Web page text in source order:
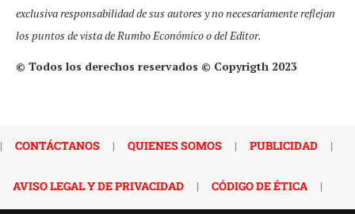
exclusiva responsabilidad de sus autores y no necesariamente reflejan
los puntos de vista de Rumbo Económico o del Editor.
© Todos los derechos reservados © Copyrigth 2023
| CONTÁCTANOS | QUIENES SOMOS | PUBLICIDAD |
AVISO LEGAL Y DE PRIVACIDAD | CÓDIGO DE ÉTICA |